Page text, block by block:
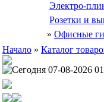
Электро-
Розетки и
» Офисные
Начало » Каталог
Сегодня 07-08-2026